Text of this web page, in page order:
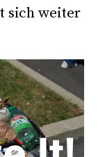
sich weiter